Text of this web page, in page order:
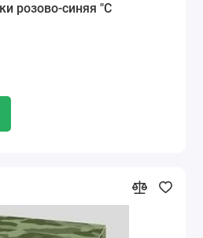
розово-синяя "С